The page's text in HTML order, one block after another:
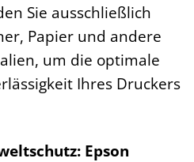
Sie ausschließlich
Papier und andere
um die optimale
Ihres Druckers
Epson